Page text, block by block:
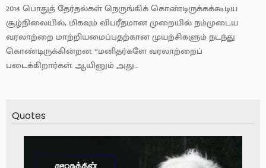
2014 பொதுத் தேர்தல்கள் நெருங்கிக் கொண்டிருக்கக்கூடிய
சூழ்நிலையில், மிகவும் விபரீதமான முறையில் நம்முடைய
வரலாற்றை மாற்றியமைப்பதற்கான முயற்சிகளும் நடந்து
கொண்டிருக்கின்றன. ‘‘மனிதர்களே வரலாற்றைப்
படைக்கிறார்கள். ஆயினும் அது...
Quotes